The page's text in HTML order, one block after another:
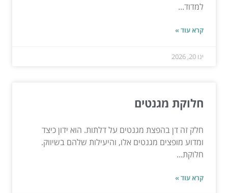
למדוד...
קרא עוד »
ינו 20, 2026
חלוקת מגנטים
חלק זה דן בהפצת מגנטים על דלתות. הוא ידון כיצד
ומדוע מופצים מגנטים אלו, והיעילות שלהם בשיווק.
חלוקת...
קרא עוד »